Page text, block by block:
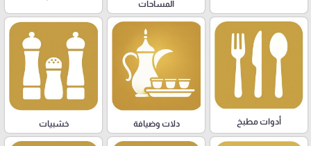
المساحات
أدوات مطبخ دلات وضيافة خشبيات